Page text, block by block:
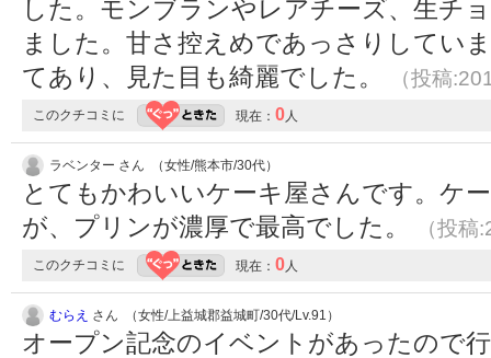
した。モンブランやレアチーズ、生チ
ました。甘さ控えめであっさりしてい
てあり、見た目も綺麗でした。
（投稿
このクチコミに 現在： 0 人
ラベンター さん （女性/熊本市/30代）
とてもかわいいケーキ屋さんです。ケ
が、プリンが濃厚で最高でした。
（投
このクチコミに 現在： 0 人
むらえ さん （女性/上益城郡益城町/30代/Lv.91）
オープン記念のイベントがあったので